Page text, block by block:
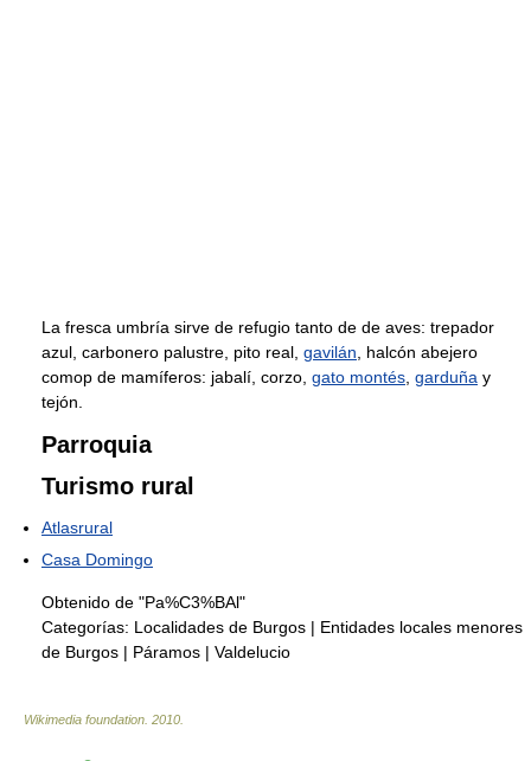
La fresca umbría sirve de refugio tanto de de aves: trepador
azul, carbonero palustre, pito real, gavilán , halcón abejero
comop de mamíferos: jabalí, corzo, gato montés garduña y
tejón.
Parroquia
Turismo rural
Atlasrural
Casa Domingo
Obtenido de "Pa%C3%BAl"
Categorías: Localidades de Burgos | Entidades locales menores
de Burgos | Páramos | Valdelucio
Wikimedia foundation 2010